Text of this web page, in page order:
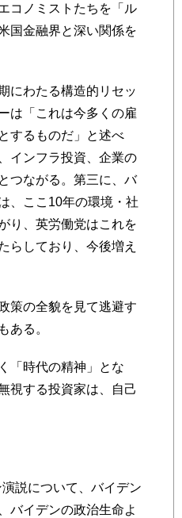
コノミストたちを「ル
国金融界と深い関係を
にわたる構造的リセッ
は「これは今多くの雇
するものだ」と述べ
インフラ投資、企業の
つながる。第三に、バ
、ここ10年の環境・社
り、英労働党はこれを
らしており、今後増え
策の全貌を見て逃避す
ある。
「時代の精神」とな
視する投資家は、自己
説について、バイデン
バイデンの政治生命よ